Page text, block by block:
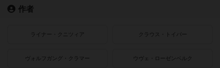
作者
ライナー・クニツィア クラウス・トイバー
ヴォルフガング・クラマー ウヴェ・ローゼンベルク